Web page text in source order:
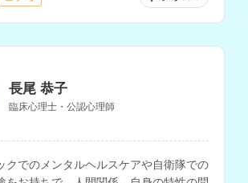
長尾 恭子
臨床心理士・公認心理師
クでのメンタルヘルスケアや自衛隊での